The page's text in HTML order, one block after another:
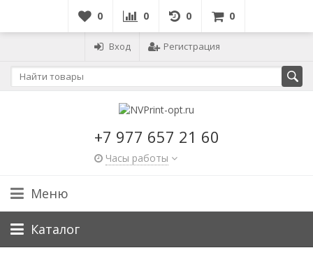
0 0 0 0
Вход Регистрация
+7 977 657 21 60
Часы работы
Меню
Каталог